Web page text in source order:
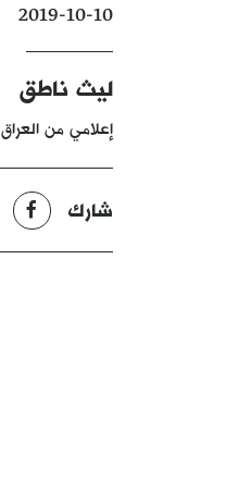
2019-10-10
ليث ناطق
إعلامي من العراق
شارك